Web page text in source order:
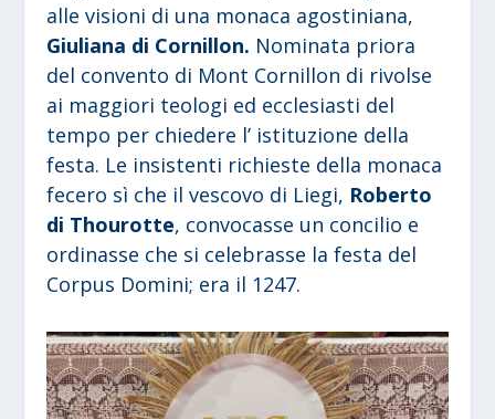
alle visioni di una monaca agostiniana,
Giuliana di Cornillon. Nominata priora
del convento di Mont Cornillon di rivolse
ai maggiori teologi ed ecclesiasti del
tempo per chiedere l’ istituzione della
festa. Le insistenti richieste della monaca
fecero sì che il vescovo di Liegi, Roberto
di Thourotte, convocasse un concilio e
ordinasse che si celebrasse la festa del
Corpus Domini; era il 1247.